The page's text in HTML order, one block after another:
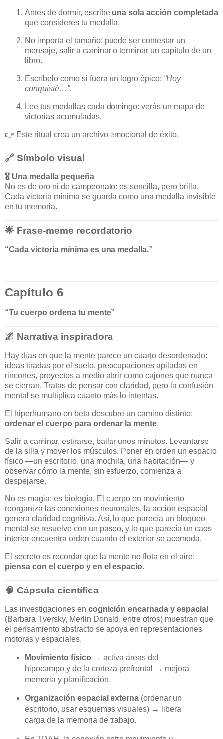
Antes de dormir, escribe una sola acción completada
que consideres tu medalla.
No importa el tamaño: puede ser contestar un
mensaje, salir a caminar o terminar un capítulo de un
libro.
Escríbelo como si fuera un logro épico: “Hoy
conquisté…”.
Lee tus medallas cada domingo: verás un mapa de
victorias acumuladas.
👉 Este ritual crea un archivo emocional de éxito.
🔗 Símbolo visual
🎖️ Una medalla pequeña
No es de oro ni de campeonato: es sencilla, pero brilla.
Cada victoria mínima se guarda como una medalla invisible
en tu memoria.
🌟 Frase-meme recordatorio
“Cada victoria mínima es una medalla.”
Capítulo 6
“Tu cuerpo ordena tu mente”
🌌 Narrativa inspiradora
Hay días en que la mente parece un cuarto desordenado:
ideas tiradas por el suelo, preocupaciones apiladas en
rincones, proyectos a medio abrir como cajones que nunca
se cierran. Tratas de pensar con claridad, pero la confusión
mental se multiplica cuanto más lo intentas.
El hiperhumano en beta descubre un camino distinto:
ordenar el cuerpo para ordenar la mente.
Salir a caminar, estirarse, bailar unos minutos. Levantarse
de la silla y mover los músculos. Poner en orden un espacio
físico —un escritorio, una mochila, una habitación— y
observar cómo la mente, sin esfuerzo, comienza a
despejarse.
No es magia: es biología. El cuerpo en movimiento
reorganiza las conexiones neuronales, la acción espacial
genera claridad cognitiva. Así, lo que parecía un bloqueo
mental se resuelve con un paseo, y lo que parecía un caos
interior encuentra orden cuando el exterior se acomoda.
El secreto es recordar que la mente no flota en el aire:
piensa con el cuerpo y en el espacio.
🧠 Cápsula científica
Las investigaciones en cognición encarnada y espacial
(Barbara Tversky, Merlin Donald, entre otros) muestran que
el pensamiento abstracto se apoya en representaciones
motoras y espaciales.
Movimiento físico → activa áreas del
hipocampo y de la corteza prefrontal → mejora
memoria y planificación.
Organización espacial externa(ordenar un
escritorio, usar esquemas visuales) → libera
carga de la memoria de trabajo.